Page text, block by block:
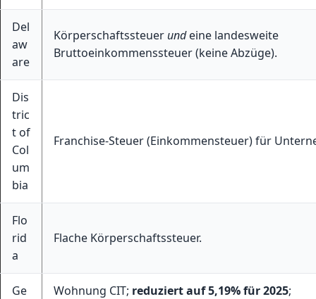
Del
aw
are
Körperschaftssteuer undeine landesweite
Bruttoeinkommenssteuer (keine Abzüge).
Dis
tric
t of
Col
um
bia
Franchise-Steuer (Einkommensteuer) für
Flo
rid
a
Flache Körperschaftssteuer.
Ge
Wohnung CIT; reduziert auf 5,19% für 2025;